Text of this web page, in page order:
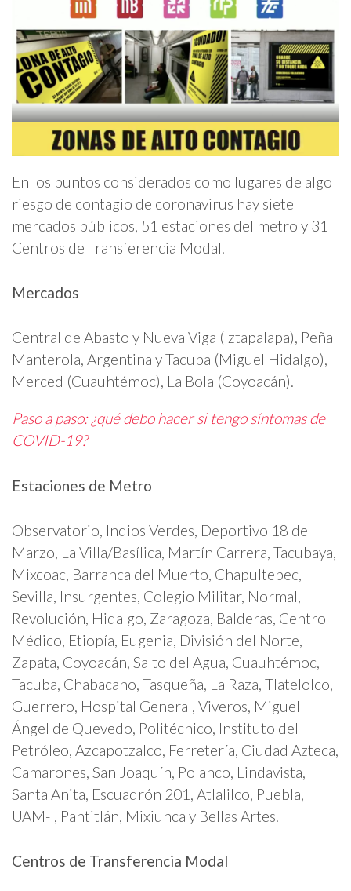
En los puntos considerados como lugares de algo
riesgo de contagio de coronavirus hay siete
mercados públicos, 51 estaciones del metro y 31
Centros de Transferencia Modal.
Mercados
Central de Abasto y Nueva Viga (Iztapalapa), Peña
Manterola, Argentina y Tacuba (Miguel Hidalgo),
Merced (Cuauhtémoc), La Bola (Coyoacán).
Paso a paso: ¿qué debo hacer si tengo síntomas de
COVID-19?
Estaciones de Metro
Observatorio, Indios Verdes, Deportivo 18 de
Marzo, La Villa/Basílica, Martín Carrera, Tacubaya,
Mixcoac, Barranca del Muerto, Chapultepec,
Sevilla, Insurgentes, Colegio Militar, Normal,
Revolución, Hidalgo, Zaragoza, Balderas, Centro
Médico, Etiopía, Eugenia, División del Norte,
Zapata, Coyoacán, Salto del Agua, Cuauhtémoc,
Tacuba, Chabacano, Tasqueña, La Raza, Tlatelolco,
Guerrero, Hospital General, Viveros, Miguel
Ángel de Quevedo, Politécnico, Instituto del
Petróleo, Azcapotzalco, Ferretería, Ciudad Azteca,
Camarones, San Joaquín, Polanco, Lindavista,
Santa Anita, Escuadrón 201, Atlalilco, Puebla,
UAM-I, Pantitlán, Mixiuhca y Bellas Artes.
Centros de Transferencia Modal